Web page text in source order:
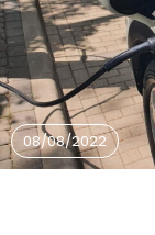
08/08/2022